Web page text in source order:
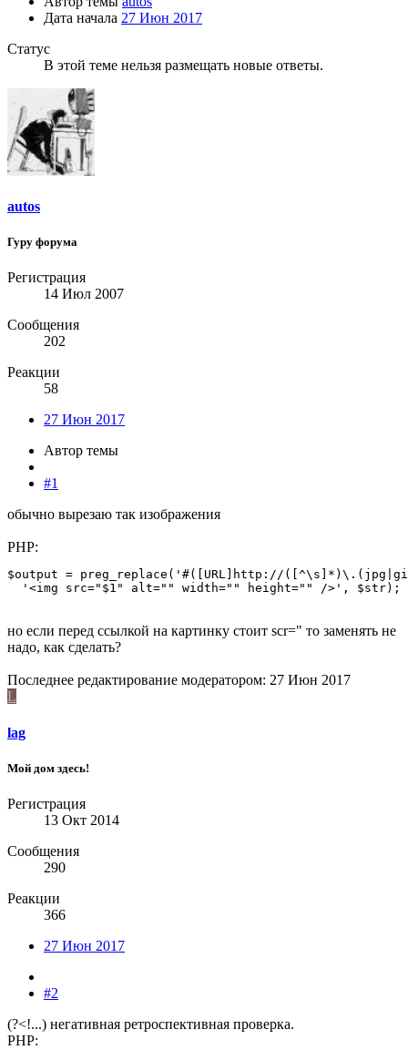
Дата начала 27 Июн 2017
Статус
В этой теме нельзя размещать новые ответы.
autos
Гуру форума
Регистрация
14 Июл 2007
Сообщения
202
Реакции
58
27 Июн 2017
Автор темы
#1
обычно вырезаю так изображения
PHP:
$output = preg_replace('#([URL]http://
  '<img src="$1" alt="" width="" height="" />', $str);
но если перед ссылкой на картинку стоит scr=" то заменять не
надо, как сделать?
Последнее редактирование модератором: 27 Июн 2017
L
lag
Мой дом здесь!
Регистрация
13 Окт 2014
Сообщения
290
Реакции
366
27 Июн 2017
#2
(?<!...) негативная ретроспективная проверка.
PHP: